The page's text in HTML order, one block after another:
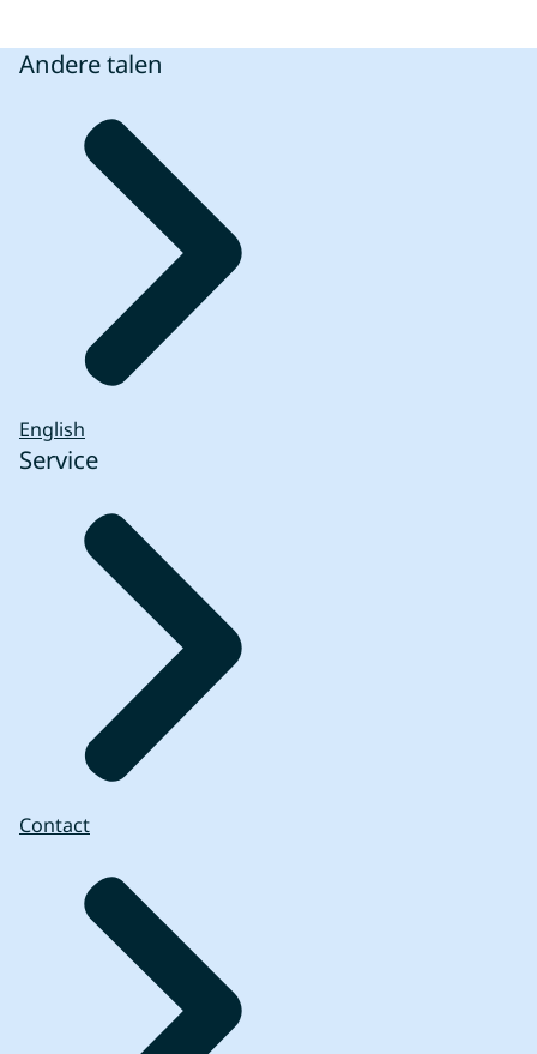
Andere talen
English
Service
Contact